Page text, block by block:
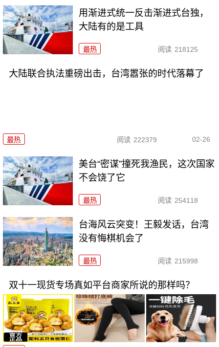
用渐进式统一反击渐进式台独，
大陆有的是工具
最热 阅读 218125
大陆联合执法重磅出击，台湾嚣张的时代落幕了
最热 阅读 222379 02-26
美台“密谋”撞死我渔民，这次国家
不会饶了它
最热 阅读 254118
台海风云突变！王毅发话，台湾
没有悔棋机会了
最热 阅读 215998
双十一现货专场真如平台商家所说的那样吗？